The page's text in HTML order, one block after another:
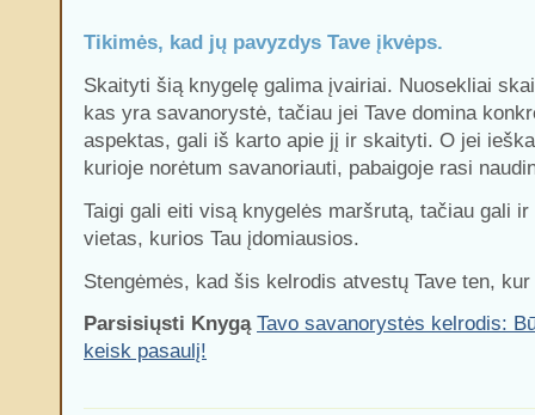
Tikimės, kad jų pavyzdys Tave įkvėps.
Skaityti šią knygelę galima įvairiai. Nuosekliai
kas yra savanorystė, tačiau jei Tave domina
aspektas, gali iš karto apie jį ir skaityti. O jei
kurioje norėtum savanoriauti, pabaigoje rasi
Taigi gali eiti visą knygelės maršrutą, tačiau gali
vietas, kurios Tau įdomiausios.
Stengėmės, kad šis kelrodis atvestų Tave ten,
Parsisiųsti Knygą Tavo savanorystės kelrodis:
keisk pasaulį!